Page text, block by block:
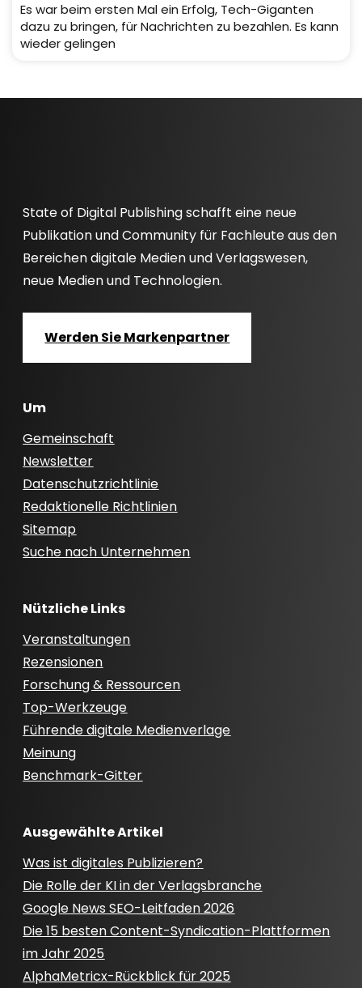
Es war beim ersten Mal ein Erfolg, Tech-Giganten
dazu zu bringen, für Nachrichten zu bezahlen. Es kann
wieder gelingen
State of Digital Publishing schafft eine neue
Publikation und Community für Fachleute aus den
Bereichen digitale Medien und Verlagswesen,
neue Medien und Technologien.
Werden Sie Markenpartner
Um
Gemeinschaft
Newsletter
Datenschutzrichtlinie
Redaktionelle Richtlinien
Sitemap
Suche nach Unternehmen
Nützliche Links
Veranstaltungen
Rezensionen
Forschung & Ressourcen
Top-Werkzeuge
Führende digitale Medienverlage
Meinung
Benchmark-Gitter
Ausgewählte Artikel
Was ist digitales Publizieren?
Die Rolle der KI in der Verlagsbranche
Google News SEO-Leitfaden 2026
Die 15 besten Content-Syndication-Plattformen
im Jahr 2025
AlphaMetricx-Rückblick für 2025